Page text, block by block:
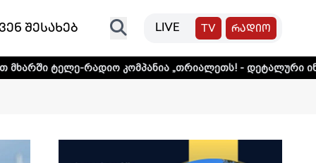
შესახებ LIVE TV რადიო
კომპანია „თრიალეთს! - დეტალური